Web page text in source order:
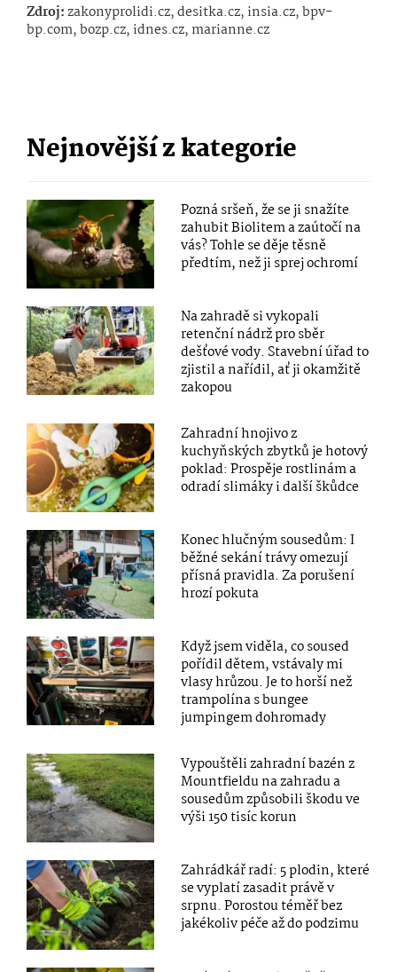
Zdroj:zakonyprolidi.cz, desitka.cz, insia.cz, bpv-
bp.com, bozp.cz, idnes.cz, marianne.cz
Nejnovější z kategorie
Pozná sršeň, že se ji snažíte
zahubit Biolitem a zaútočí na
vás? Tohle se děje těsně
předtím, než ji sprej ochromí
Na zahradě si vykopali
retenční nádrž pro sběr
dešťové vody. Stavební úřad to
zjistil a nařídil, ať ji okamžitě
zakopou
Zahradní hnojivo z
kuchyňských zbytků je hotový
poklad: Prospěje rostlinám a
odradí slimáky i další škůdce
Konec hlučným sousedům: I
běžné sekání trávy omezují
přísná pravidla. Za porušení
hrozí pokuta
Když jsem viděla, co soused
pořídil dětem, vstávaly mi
vlasy hrůzou. Je to horší než
trampolína s bungee
jumpingem dohromady
Vypouštěli zahradní bazén z
Mountfieldu na zahradu a
sousedům způsobili škodu ve
výši 150 tisíc korun
Zahrádkář radí: 5 plodin, které
se vyplatí zasadit právě v
srpnu. Porostou téměř bez
jakékoliv péče až do podzimu